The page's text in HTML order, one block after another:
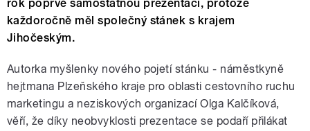
rok poprvé samostatnou prezentaci, protože
každoročně měl společný stánek s krajem
Jihočeským.
Autorka myšlenky nového pojetí stánku - náměstkyně
hejtmana Plzeňského kraje pro oblasti cestovního ruchu
marketingu a neziskových organizací Olga Kalčíková,
věří, že díky neobvyklosti prezentace se podaří přilákat